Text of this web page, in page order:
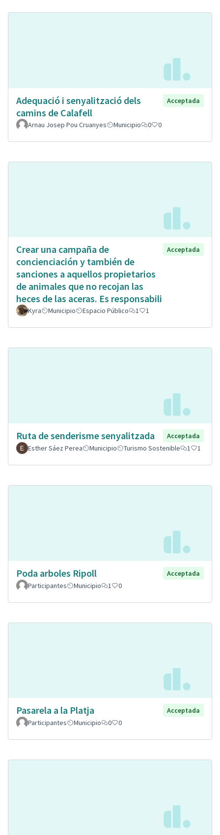
Adequació i senyalització dels
camins de Calafell
Acceptada
Arnau Josep Pou Cruanyes Municipio 0 0
Crear una campaña de
concienciación y también de
sanciones a aquellos propietarios
de animales que no recojan las
heces de las aceras. Es responsabili
Acceptada
Kyra Municipio Espacio Público 1 1
Ruta de senderisme senyalitzada
Acceptada
Esther Sáez Perea
Municipio Turismo Sostenible 1 1
Poda arboles Ripoll
Acceptada
Participantes
Municipio 1 0
Pasarela a la Platja
Acceptada
Participantes
Municipio 0 0